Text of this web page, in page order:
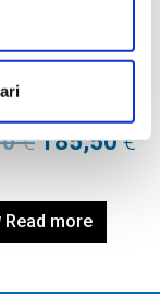
DA SOLE,
PERSOL
0PO3350S
53
€ 185,50€
Read more